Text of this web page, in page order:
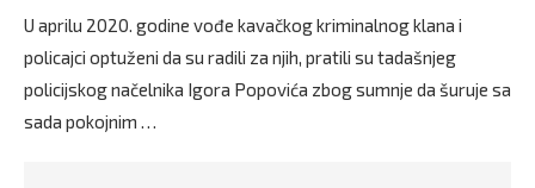
U aprilu 2020. godine vođe kavačkog kriminalnog klana i
policajci optuženi da su radili za njih, pratili su tadašnjeg
policijskog načelnika Igora Popovića zbog sumnje da šuruje sa
sada pokojnim …